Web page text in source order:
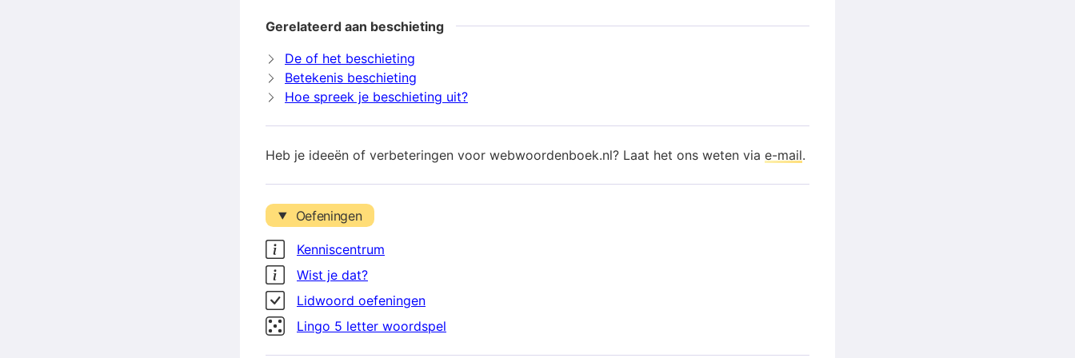
Gerelateerd aan beschieting
De of het beschieting
Betekenis beschieting
Hoe spreek je beschieting uit?
Heb je ideeën of verbeteringen voor webwoordenboek.nl? Laat het ons weten via e-mail.
Oefeningen
Kenniscentrum
Wist je dat?
Lidwoord oefeningen
Lingo 5 letter woordspel